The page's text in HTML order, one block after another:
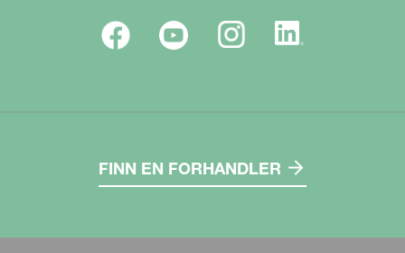
FINN EN FORHANDLER